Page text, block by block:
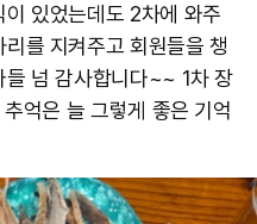
있었는데도 2차에 와주
를 지켜주고 회원들을 챙
들 넘 감사합니다~~ 1차 장
억은 늘 그렇게 좋은 기억